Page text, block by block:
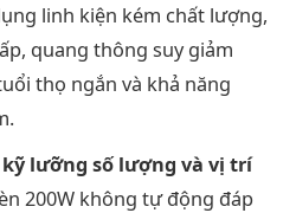
linh kiện kém chất lượng,
quang thông suy giảm
thọ ngắn và khả năng
lưỡng số lượng và vị trí
200W không tự động đáp